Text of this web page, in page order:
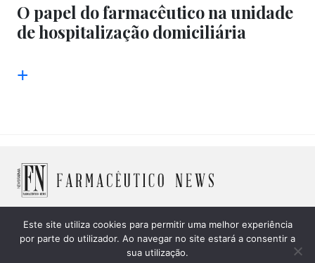
O papel do farmacêutico na unidade
de hospitalização domiciliária
+
© 2026 Farmacêutico News -Política de Cookies |Política
Este site utiliza cookies para permitir uma melhor experiência
por parte do utilizador. Ao navegar no site estará a consentir a
sua utilização.